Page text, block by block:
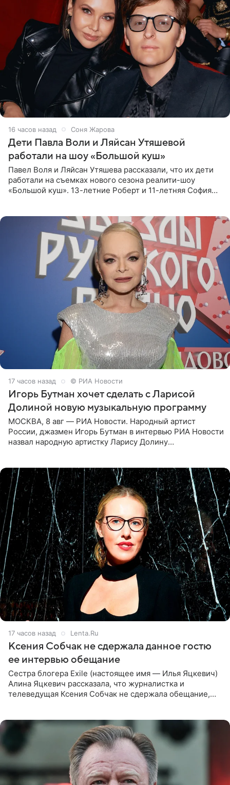
16 часов назад Соня Жарова
Дети Павла Воли и Ляйсан Утяшевой
работали на шоу «Большой куш»
Павел Воля и Ляйсан Утяшева рассказали, что их дети
работали на съемках нового сезона реалити-шоу
«Большой куш». 13-летние Роберт и 11-летняя София
17 часов назад © РИА Новости
Игорь Бутман хочет сделать с Ларисой
Долиной новую музыкальную программу
МОСКВА, 8 авг — РИА Новости. Народный артист
России, джазмен Игорь Бутман в интервью РИА Новости
назвал народную артистку Ларису Долину
17 часов назад Lenta.Ru
Ксения Собчак не сдержала данное гостю
ее интервью обещание
Сестра блогера Exile (настоящее имя — Илья Яцкевич)
Алина Яцкевич рассказала, что журналистка и
телеведущая Ксения Собчак не сдержала обещание,